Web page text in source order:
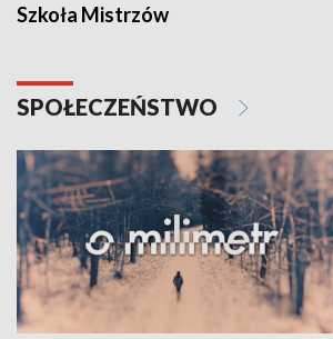
Szkoła Mistrzów
SPOŁECZEŃSTWO